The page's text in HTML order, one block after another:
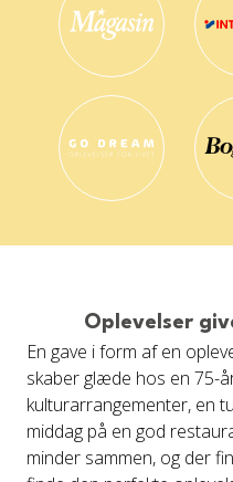
Oplevelser
En gave i form af en
skaber glæde hos en 75-
kulturarrangementer, en
middag på en god
minder sammen, og der